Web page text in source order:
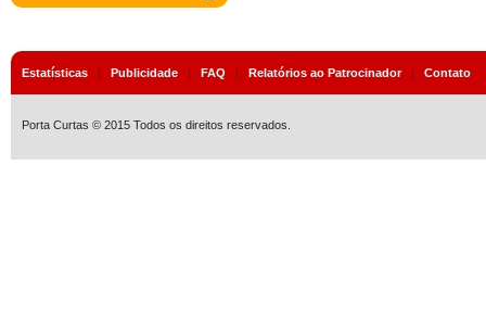
Estatísticas | Publicidade | FAQ | Relatórios ao Patrocinador| Contato
Porta Curtas © 2015 Todos os direitos reservados.